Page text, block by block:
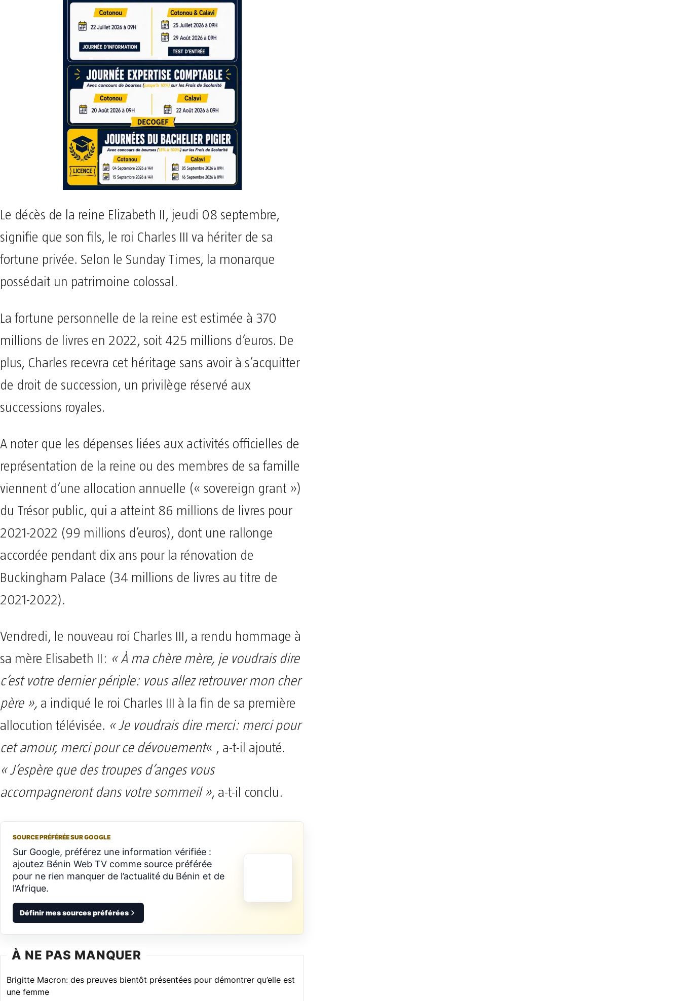
Le décès de la reine Elizabeth II, jeudi 08 septembre,
signifie que son fils, le roi Charles III va hériter de sa
fortune privée. Selon le Sunday Times, la monarque
possédait un patrimoine colossal.
La fortune personnelle de la reine est estimée à 370
millions de livres en 2022, soit 425 millions d’euros. De
plus, Charles recevra cet héritage sans avoir à s’acquitter
de droit de succession, un privilège réservé aux
successions royales.
A noter que les dépenses liées aux activités officielles de
représentation de la reine ou des membres de sa famille
viennent d’une allocation annuelle (« sovereign grant »)
du Trésor public, qui a atteint 86 millions de livres pour
2021-2022 (99 millions d’euros), dont une rallonge
accordée pendant dix ans pour la rénovation de
Buckingham Palace (34 millions de livres au titre de
2021-2022).
Vendredi, le nouveau roi Charles III, a rendu hommage à
sa mère Elisabeth II: « À ma chère mère, je voudrais dire
c’est votre dernier périple: vous allez retrouver mon cher
père », a indiqué le roi Charles III à la fin de sa première
allocution télévisée. « Je voudrais dire merci: merci pour
cet amour, merci pour ce dévouement« , a-t-il ajouté.
« J’espère que des troupes d’anges vous
accompagneront dans votre sommeil », a-t-il conclu.
SOURCE PRÉFÉRÉE SUR GOOGLE
Sur Google, préférez une information vérifiée :
ajoutez Bénin Web TV comme source préférée
pour ne rien manquer de l’actualité du Bénin et de
l’Afrique.
Définir mes sources préférées
À NE PAS MANQUER
Brigitte Macron: des preuves bientôt présentées pour démontrer qu’elle est
une femme